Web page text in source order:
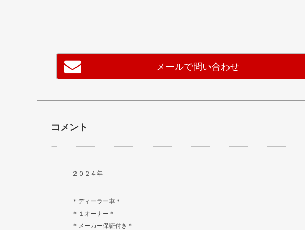
メールで問い合わせ
コメント
２０２４年
＊ディーラー車＊
＊１オーナー＊
＊メーカー保証付き＊